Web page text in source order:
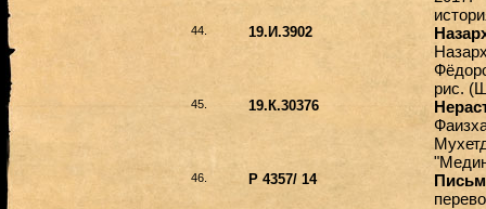
44. 19.И.3902
рис.
45. 19.К.30376
46. Р 4357/ 14